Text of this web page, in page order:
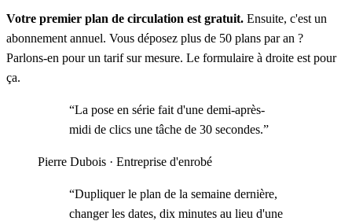
Votre premier plan de circulation est gratuit. Ensuite, c'est un
abonnement annuel. Vous déposez plus de 50 plans par an ?
Parlons-en pour un tarif sur mesure. Le formulaire à droite est pour
ça.
“La pose en série fait d'une demi-après-
midi de clics une tâche de 30 secondes.”
Pierre Dubois · Entreprise d'enrobé
“Dupliquer le plan de la semaine dernière,
changer les dates, dix minutes au lieu d'une